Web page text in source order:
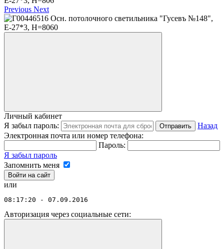
Previous Next
Личный кабинет
Я забыл пароль:
Отправить
Назад
Электронная почта или номер телефона:
Пароль:
Я забыл пароль
Запомнить меня
или
08:17:20 - 07.09.2016
Авторизация через социальные сети: